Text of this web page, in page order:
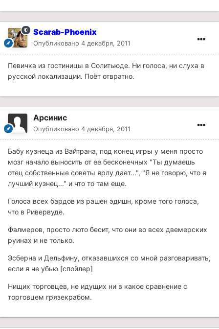
Scarab-Phoenix
Опубликовано 4 декабря, 2011
Певичка из гостиницы в Солитьюде. Ни голоса, ни слуха в
русской локализации. Поёт отвратно.
Арсинис
Опубликовано 4 декабря, 2011
Бабу кузнеца из Вайтрана, под конец игры у меня просто
мозг начало выносить от ее бесконечных "Ты думаешь
отец собственные советы ярлу дает...", "Я не говорю, что я
лучший кузнец..." и что то там еще.
Голоса всех бардов из рашен эдишн, кроме того голоса,
что в Ривервуде.
Фалмеров, просто люто бесит, что они во всех двемерских
руинах и не только.
Эсберна и Дельфину, отказавшихся со мной разговаривать,
если я не убью [спойлер]
Нищих торговцев, не идущих ни в какое сравнение с
торговцем грязекрабом.